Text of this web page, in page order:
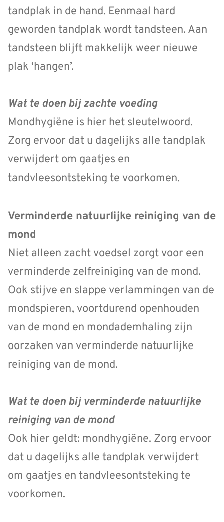
tandplak in de hand. Eenmaal hard
geworden tandplak wordt tandsteen. Aan
tandsteen blijft makkelijk weer nieuwe
plak ‘hangen’.
Wat te doen bij zachte voeding
Mondhygiëne is hier het sleutelwoord.
Zorg ervoor dat u dagelijks alle tandplak
verwijdert om gaatjes en
tandvleesontsteking te voorkomen.
Verminderde natuurlijke reiniging van de
mond
Niet alleen zacht voedsel zorgt voor een
verminderde zelfreiniging van de mond.
Ook stijve en slappe verlammingen van de
mondspieren, voortdurend openhouden
van de mond en mondademhaling zijn
oorzaken van verminderde natuurlijke
reiniging van de mond.
Wat te doen bij verminderde natuurlijke
reiniging van de mond
Ook hier geldt: mondhygiëne. Zorg ervoor
dat u dagelijks alle tandplak verwijdert
om gaatjes en tandvleesontsteking te
voorkomen.